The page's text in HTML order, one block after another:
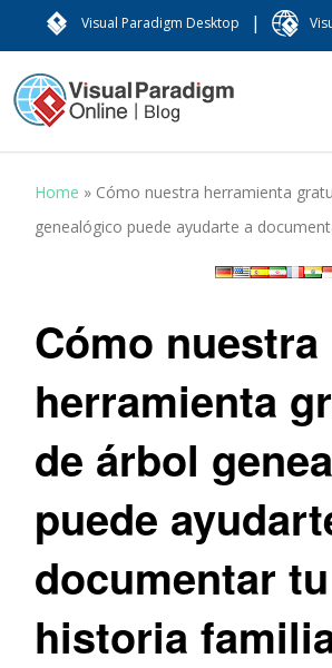
Visual Paradigm Desktop |
Home » Cómo nuestra herramienta
genealógico puede ayudarte a
Cómo nuestra
herramienta
de árbol
puede
documentar tu
historia